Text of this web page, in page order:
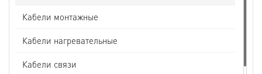
Кабели монтажные
Кабели нагревательные
Кабели связи